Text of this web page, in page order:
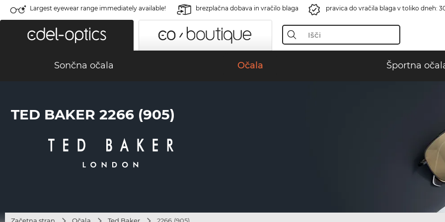
Largest eyewear range immediately available! brezplačna dobava in vračilo blaga pravica do vračila blaga v toliko dneh:
Sončna očala Očala Športna
TED BAKER 2266 (905)